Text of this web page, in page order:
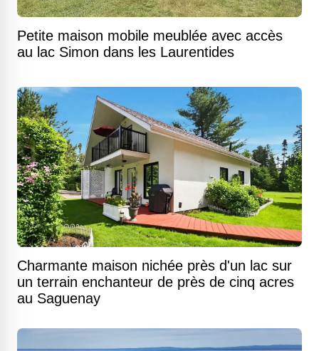
Petite maison mobile meublée avec accès
au lac Simon dans les Laurentides
Charmante maison nichée près d'un lac sur
un terrain enchanteur de près de cinq acres
au Saguenay